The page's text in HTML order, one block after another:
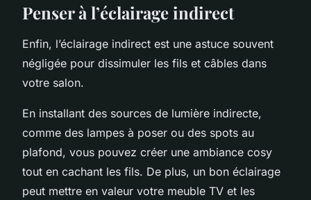
Penser à l’éclairage indirect
Enfin, l’éclairage indirect est une astuce souvent
négligée pour dissimuler les fils et câbles dans
votre salon.
En installant des sources de lumière indirecte,
comme des lampes à poser ou des spots au
plafond, vous pouvez créer une ambiance cosy
tout en cachant les fils. De plus, un bon éclairage
peut mettre en valeur votre meuble TV et les